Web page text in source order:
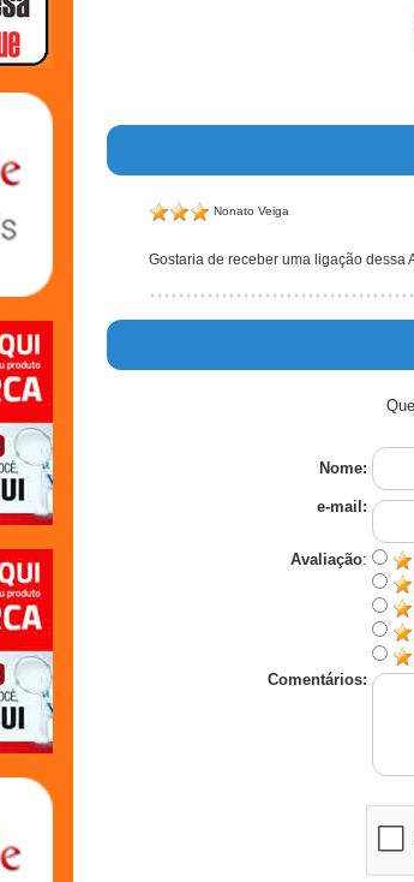
Nonato Veiga
Gostaria de receber uma ligação dessa
Nome:
e-mail:
Avaliação:
Comentários: